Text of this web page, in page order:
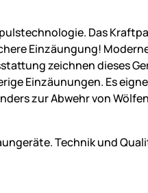
Das
Einzäungung!
zeichnen dieses
Einzäunungen. Es
zur Abwehr von
Technik und